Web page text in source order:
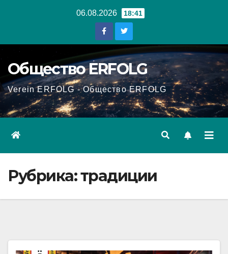
06.08.2026 18:41
Общество ERFOLG
Verein ERFOLG - Общество ERFOLG
Рубрика:традиции